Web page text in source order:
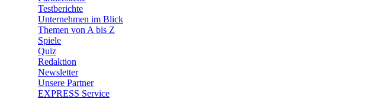
Testberichte
Unternehmen im Blick
Themen von A bis Z
Spiele
Quiz
Redaktion
Newsletter
Unsere Partner
EXPRESS Service